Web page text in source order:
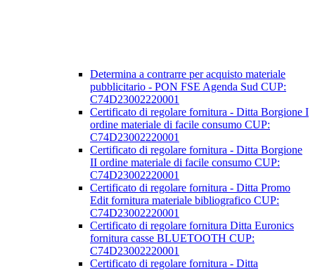
Determina a contrarre per acquisto materiale
pubblicitario - PON FSE Agenda Sud CUP:
C74D23002220001
Certificato di regolare fornitura - Ditta Borgione I
ordine materiale di facile consumo CUP:
C74D23002220001
Certificato di regolare fornitura - Ditta Borgione
II ordine materiale di facile consumo CUP:
C74D23002220001
Certificato di regolare fornitura - Ditta Promo
Edit fornitura materiale bibliografico CUP:
C74D23002220001
Certificato di regolare fornitura Ditta Euronics
fornitura casse BLUETOOTH CUP:
C74D23002220001
Certificato di regolare fornitura - Ditta